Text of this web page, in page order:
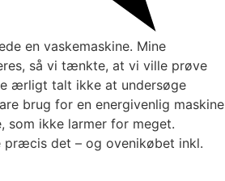
en vaskemaskine. Mine
så vi tænkte, at vi ville prøve
ærligt talt ikke at undersøge
brug for en energivenlig maskine
som ikke larmer for meget.
præcis det – og ovenikøbet inkl.